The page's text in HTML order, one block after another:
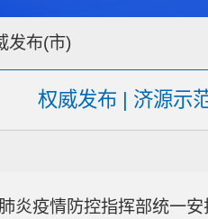
发布(市)
权威发布 | 济源示
疫情防控指挥部统一安